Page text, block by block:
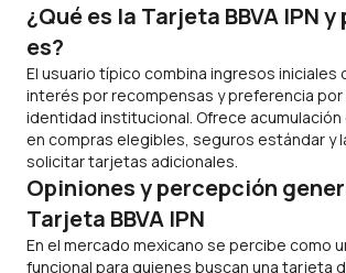
¿Qué es la Tarjeta BBVA IPN
es?
El usuario típico combina ingresos iniciales
interés por recompensas y preferencia
identidad institucional. Ofrece acumulación
en compras elegibles, seguros estándar y
solicitar tarjetas adicionales.
Opiniones y percepción
Tarjeta BBVA IPN
En el mercado mexicano se percibe como
funcional para quienes buscan una tarjeta